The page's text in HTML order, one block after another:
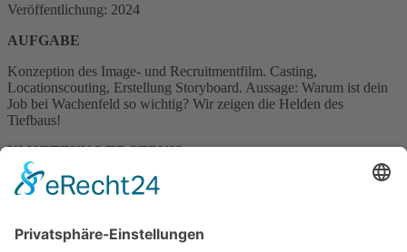
Veröffentlichung: 2024
AUFGABE
Konzeption des Image- und Recruitmentfilm. Casting,
Locationscouting, Erstellung Storyboard. Aussage: Warum ist dein
Job bei Wachenfeld so wichtig? Wir zeigen die Helden des
Tiefbaus!
UMSETZUNG/ERGEBNIS
Konzeption, Szenerie und Dreh des Filmes am Standort Wachenfeld
in Korbach sowie einer nahegelegen Baustelle. Postproduktion &
von einzelnen Social Media Parts.